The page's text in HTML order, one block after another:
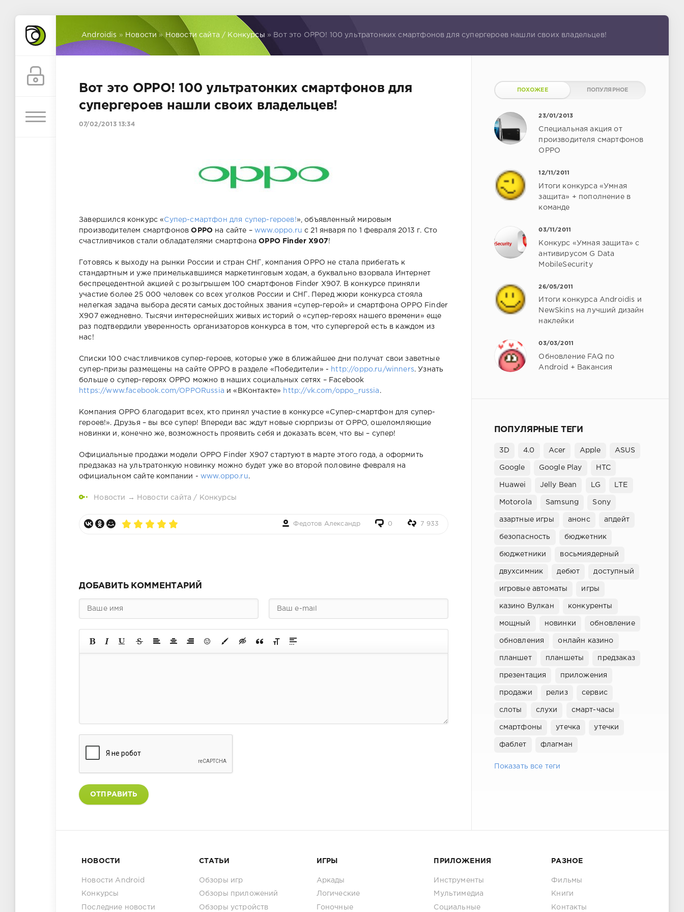
Androidis » Новости » Новости сайта / Конкурсы » Вот это OPPO! 100 ультратонких смартфонов для супергероев нашли своих владельцев!
Вот это OPPO! 100 ультратонких смартфонов для
супергероев нашли своих владельцев!
07/02/2013 13:34
Завершился конкурс «Cупер-смартфон для супер-героев!», объявленный мировым
производителем смартфоновOPPO на сайте –www.oppo.ru c 21 января по 1 февраля 2013 г. Сто
счастливчиков стали обладателями смартфонаOPPO Finder X907!
Готовясь к выходу на рынки России и стран СНГ, компания OPPO не стала прибегать к
стандартным и уже примелькавшимся маркетинговым ходам, а буквально взорвала Интернет
беспрецедентной акцией с розыгрышем 100 смартфонов Finder X907. В конкурсе приняли
участие более 25 000 человек со всех уголков России и СНГ. Перед жюри конкурса стояла
нелегкая задача выбора десяти самых достойных звания «супер-герой» и смартфона OPPO Finder
X907 ежедневно. Тысячи интереснейших живых историй о «супер-героях нашего времени» еще
раз подтвердили уверенность организаторов конкурса в том, что супергерой есть в каждом из
нас!
Списки 100 счастливчиков супер-героев, которые уже в ближайшее дни получат свои заветные
супер-призы размещены на сайте OPPO в разделе «Победители» - http://oppo.ru/winners. Узнать
больше о супер-героях OPPO можно в наших социальных сетях – Facebook
https://www.facebook.com/OPPORussia и «ВКонтакте» http://vk.com/oppo_russia .
Компания OPPO благодарит всех, кто принял участие в конкурсе «Cупер-смартфон для супер-
героев!». Друзья – вы все супер! Впереди вас ждут новые сюрпризы от OPPO, ошеломляющие
новинки и, конечно же, возможность проявить себя и доказать всем, что вы – супер!
Официальные продажи модели OPPO Finder X907 стартуют в марте этого года, а оформить
предзаказ на ультратонкую новинку можно будет уже во второй половине февраля на
официальном сайте компании - www.oppo.ru.
Новости → Новости сайта / Конкурсы
Федотов Александр 0 7 933
ДОБАВИТЬ КОММЕНТАРИЙ
ОТПРАВИТЬ
ПОХОЖЕЕ ПОПУЛЯРНОЕ
23/01/2013
Специальная акция от
производителя смартфонов
OPPO
12/11/2011
Итоги конкурса «Умная
защита» + пополнение в
команде
03/11/2011
Конкурс «Умная защита» с
антивирусом G Data
MobileSecurity
26/05/2011
Итоги конкурса Androidis и
NewSkins на лучший дизайн
наклейки
03/03/2011
Обновление FAQ по
Android + Вакансия
ПОПУЛЯРНЫЕ ТЕГИ
3D 4.0 Acer Apple ASUS
Google Google Play HTC
Huawei Jelly Bean LG LTE
Motorola Samsung Sony
азартные игры анонс апдейт
безопасность бюджетник
бюджетники восьмиядерный
двухсимник дебют доступный
игровые автоматы игры
казино Вулкан конкуренты
мощный новинки обновление
обновления онлайн казино
планшет планшеты предзаказ
презентация приложения
продажи релиз сервис
слоты слухи смарт-часы
смартфоны утечка утечки
фаблет флагман
Показать все теги
НОВОСТИ
Новости Android
Конкурсы
Последние новости
СТАТЬИ
Обзоры игр
Обзоры приложений
Обзоры устройств
ИГРЫ
Аркады
Логические
Гоночные
ПРИЛОЖЕНИЯ
Инструменты
Мультимедиа
Социальные
РАЗНОЕ
Фильмы
Книги
Контакты